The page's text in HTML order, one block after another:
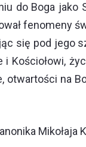
do Boga
fenomeny
się pod
Kościołowi,
na
Mikołaja